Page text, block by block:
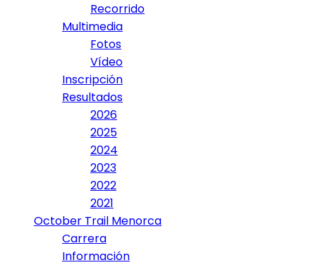
Recorrido
Multimedia
Fotos
Vídeo
Inscripción
Resultados
2026
2025
2024
2023
2022
2021
October Trail Menorca
Carrera
Información